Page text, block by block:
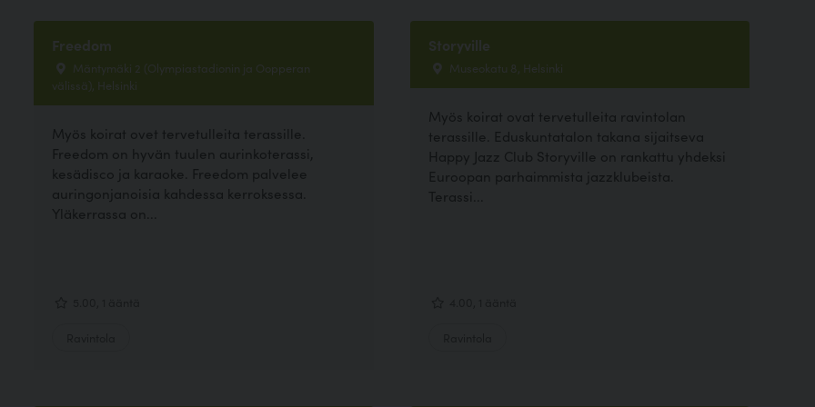
Freedom
Mäntymäki 2 (Olympiastadionin ja Oopperan
välissä), Helsinki
Myös koirat ovet tervetulleita terassille.
Freedom on hyvän tuulen aurinkoterassi,
kesädisco ja karaoke. Freedom palvelee
auringonjanoisia kahdessa kerroksessa.
Yläkerrassa on...
Storyville
Museokatu 8, Helsinki
Myös koirat ovat tervetulleita ravintolan
terassille. Eduskuntatalon takana sijaitseva
Happy Jazz Club Storyville on rankattu yhdeksi
Euroopan parhaimmista jazzklubeista.
Terassi...